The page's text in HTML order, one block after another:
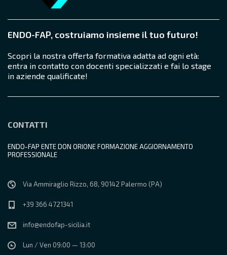
ENDO-FAP, costruiamo insieme il tuo futuro!
Scopri la nostra offerta formativa adatta ad ogni età:
entra in contatto con docenti specializzati e fai lo stage
in aziende qualificate!
CONTATTI
ENDO-FAP ENTE DON ORIONE FORMAZIONE AGGIORNAMENTO
PROFESSIONALE
Via Ammiraglio Rizzo, 68, 90142 Palermo (PA)
+39 366 4721341
info@endofap-sicilia.it
Lun / Ven 09:00 — 13:00